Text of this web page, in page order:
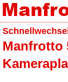
Manfrotto